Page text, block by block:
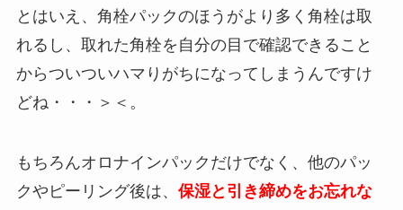
とはいえ、角栓パックのほうがより多く角栓は取
れるし、取れた角栓を自分の目で確認できること
からついついハマりがちになってしまうんですけ
どね・・・＞＜。
もちろんオロナインパックだけでなく、他のパッ
クやピーリング後は、 保湿と引き締めをお忘れな